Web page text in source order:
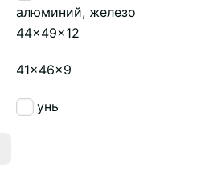
алюминий, железо
44x49x12
41x46x9
латунь